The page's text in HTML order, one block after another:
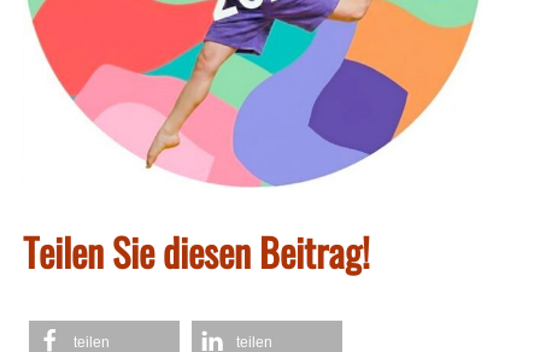
Teilen Sie diesen Beitrag!
teilen teilen